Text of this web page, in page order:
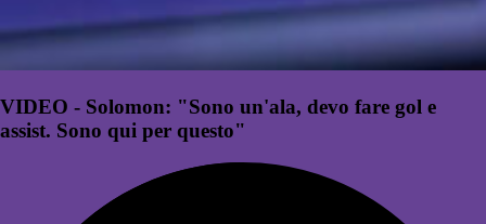
VIDEO - Solomon: "Sono un'ala, devo fare gol e
assist. Sono qui per questo"